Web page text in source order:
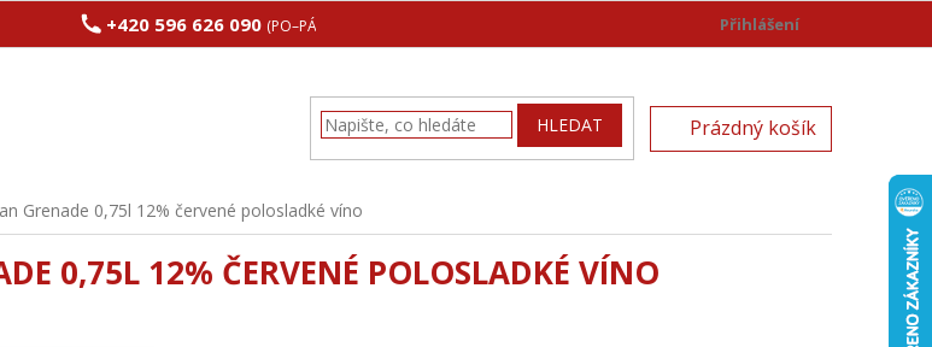
+420 596 626 090 (PO–PÁ 8:00–17:00) Přihlášení
HLEDAT
NÁKUPNÍ
KOŠÍK
Prázdný košík
Grenade 0,75l 12% červené polosladké víno
0,75L 12% ČERVENÉ POLOSLADKÉ VÍNO